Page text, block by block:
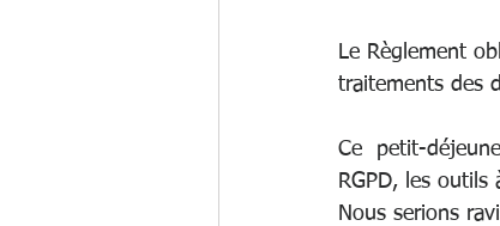
Le Règlement
traitements des
Ce  petit-
RGPD, les
Nous serions